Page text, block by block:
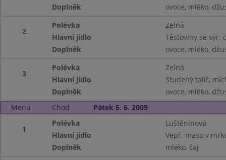
Doplněk
ovoce, mléko,
2
Polévka
Zelná
Hlavní jídlo
Těstoviny se sýr.
Doplněk
ovoce, mléko,
3
Polévka
Zelná
Hlavní jídlo
Studený talíř,
Doplněk
ovoce, mléko,
Menu
Chod Pátek 5. 6. 2009
1
Polévka
Luštěninová
Hlavní jídlo
Vepř. maso v
Doplněk
mléko, čaj